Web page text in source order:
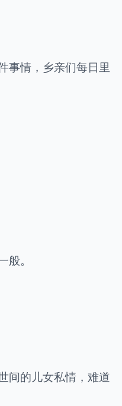
事情，乡亲们每日里
。
间的儿女私情，难道